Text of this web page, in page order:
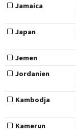
Jamaica
Japan
Jemen
Jordanien
Kambodja
Kamerun